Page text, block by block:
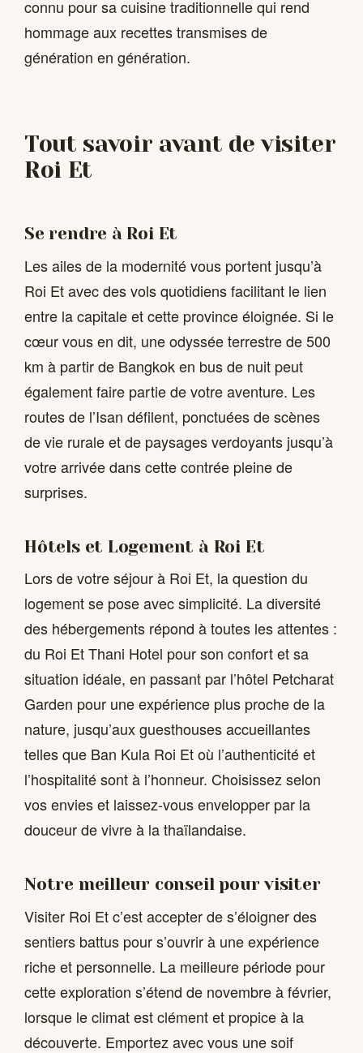
connu pour sa cuisine traditionnelle qui rend
hommage aux recettes transmises de
génération en génération.
Tout savoir avant de visiter
Roi Et
Se rendre à Roi Et
Les ailes de la modernité vous portent jusqu’à
Roi Et avec des vols quotidiens facilitant le lien
entre la capitale et cette province éloignée. Si le
cœur vous en dit, une odyssée terrestre de 500
km à partir de Bangkok en bus de nuit peut
également faire partie de votre aventure. Les
routes de l’Isan défilent, ponctuées de scènes
de vie rurale et de paysages verdoyants jusqu’à
votre arrivée dans cette contrée pleine de
surprises.
Hôtels et Logement à Roi Et
Lors de votre séjour à Roi Et, la question du
logement se pose avec simplicité. La diversité
des hébergements répond à toutes les attentes :
du Roi Et Thani Hotel pour son confort et sa
situation idéale, en passant par l’hôtel Petcharat
Garden pour une expérience plus proche de la
nature, jusqu’aux guesthouses accueillantes
telles que Ban Kula Roi Et où l’authenticité et
l’hospitalité sont à l’honneur. Choisissez selon
vos envies et laissez-vous envelopper par la
douceur de vivre à la thaïlandaise.
Notre meilleur conseil pour visiter
Visiter Roi Et c’est accepter de s’éloigner des
sentiers battus pour s’ouvrir à une expérience
riche et personnelle. La meilleure période pour
cette exploration s’étend de novembre à février,
lorsque le climat est clément et propice à la
découverte. Emportez avec vous une soif